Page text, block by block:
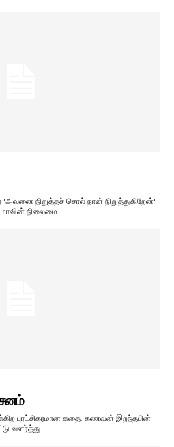
நிறுத்தச் சொல் நான் நிறுத்துகிறேன்'
நிலைமை....
கதை. கணவன் இறந்தபின்
வளர்த்து...